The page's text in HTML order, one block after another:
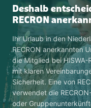
Deshalb
RECRON
Ihr Urlaub in den
RECRON anerkannten
die Mitglied bei HISWA-
mit klaren
Sicherheit. Eine von
verwendet die
oder